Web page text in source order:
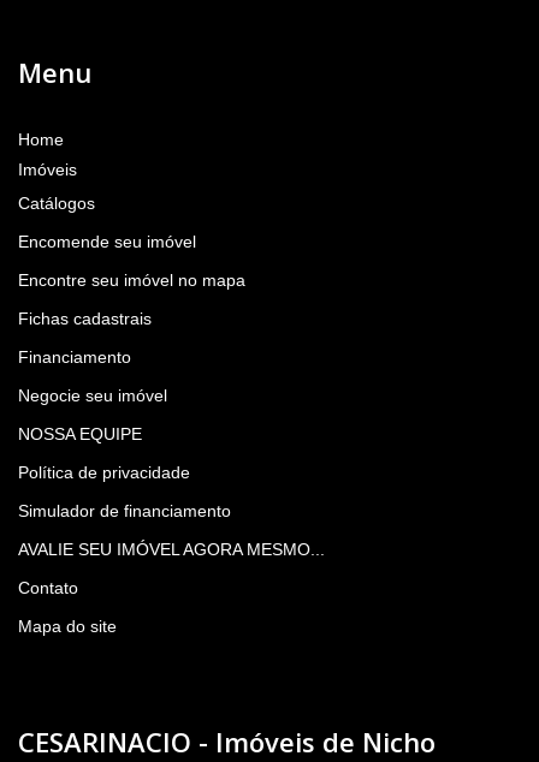
Menu
Home
Imóveis
Catálogos
Encomende seu imóvel
Encontre seu imóvel no mapa
Fichas cadastrais
Financiamento
Negocie seu imóvel
NOSSA EQUIPE
Política de privacidade
Simulador de financiamento
AVALIE SEU IMÓVEL AGORA MESMO...
Contato
Mapa do site
CESARINACIO - Imóveis de Nicho